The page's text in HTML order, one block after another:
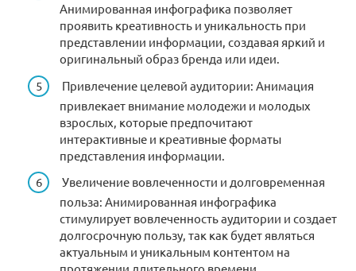
Анимированная инфографика позволяет
проявить креативность и уникальность при
представлении информации, создавая яркий и
оригинальный образ бренда или идеи.
Привлечение целевой аудитории: Анимация
привлекает внимание молодежи и молодых
взрослых, которые предпочитают
интерактивные и креативные форматы
представления информации.
Увеличение вовлеченности и долговременная
польза: Анимированная инфографика
стимулирует вовлеченность аудитории и создает
долгосрочную пользу, так как будет являться
актуальным и уникальным контентом на